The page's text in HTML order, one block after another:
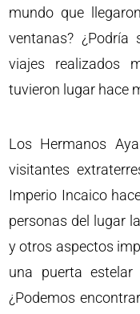
mundo que
ventanas?
viajes realizados
tuvieron lugar hace
Los Hermanos
visitantes
Imperio Incaico
personas del lugar
y otros aspectos
una puerta estelar
¿Podemos